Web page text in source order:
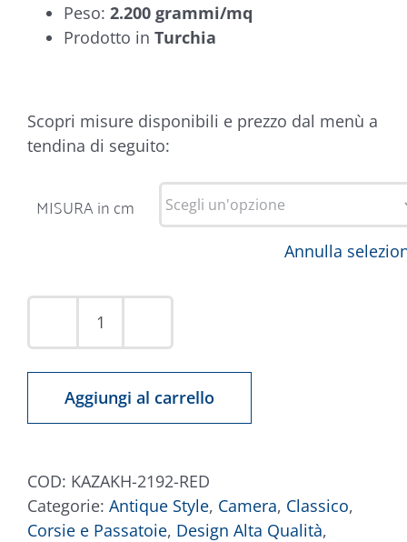
Peso: 2.200 grammi/mq
Prodotto in Turchia
Scopri misure disponibili e prezzo dal menù a
tendina di seguito:
MISURA in cm
Annulla
Tappeto
Rosso
quantità
Aggiungi al carrello
COD: KAZAKH-2192-RED
Categorie: Antique Style, Camera, Classico,
Corsie e Passatoie, Design Alta Qualità,